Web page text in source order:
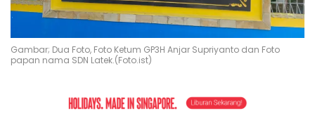
Gambar; Dua Foto, Foto Ketum GP3H Anjar Supriyanto dan Foto
papan nama SDN Latek.(Foto.ist)